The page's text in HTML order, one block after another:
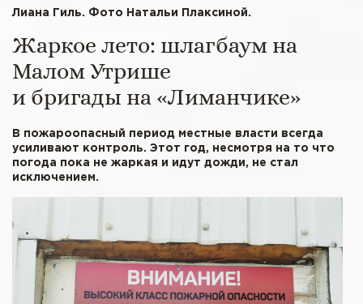
Лиана Гиль. Фото Натальи Плаксиной.
Жаркое лето: шлагбаум на
Малом Утрише
и бригады на «Лиманчике»
В пожароопасный период местные власти всегда
усиливают контроль. Этот год, несмотря на то что
погода пока не жаркая и идут дожди, не стал
исключением.